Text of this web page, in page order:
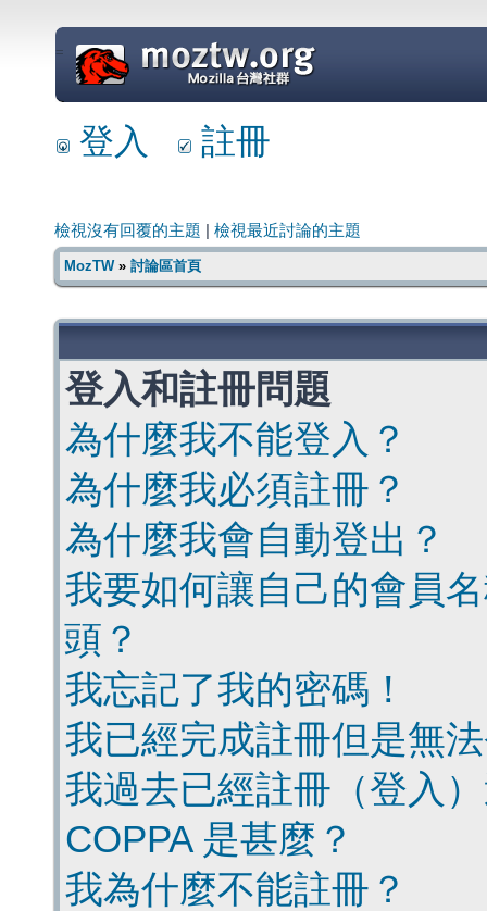
=
登入 註冊
檢視沒有回覆的主題 檢視最近討論的主題
MozTW» 討論區首頁
登入和註冊問題
為什麼我不能登入？
為什麼我必須註冊？
為什麼我會自動登出？
我要如何讓自己的會員
頭？
我忘記了我的密碼！
我已經完成註冊但是無
我過去已經註冊（登入
COPPA 是甚麼？
我為什麼不能註冊？